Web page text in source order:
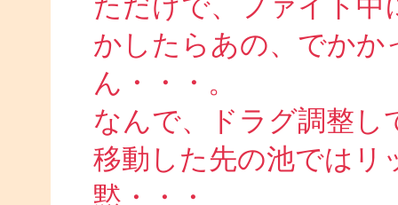
ただけで、ファイト
かしたらあの、でか
ん・・・。
なんで、ドラグ調整し
移動した先の池ではリ
黙・・・